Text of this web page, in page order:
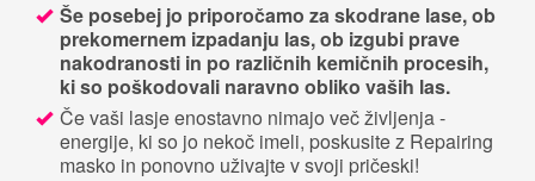
Še posebej jo priporočamo za skodrane lase, ob
prekomernem izpadanju las, ob izgubi prave
nakodranosti in po različnih kemičnih procesih,
ki so poškodovali naravno obliko vaših las.
Če vaši lasje enostavno nimajo več življenja -
energije, ki so jo nekoč imeli, poskusite z Repairing
masko in ponovno uživajte v svoji pričeski!